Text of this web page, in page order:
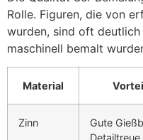
Rolle. Figuren, die von
wurden, sind oft
maschinell bemalt
Material
Zinn
Gute